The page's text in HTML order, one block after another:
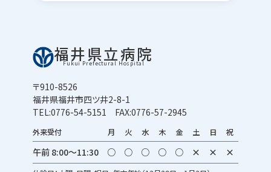
福井県立病院
Fukui Prefectural Hospital
〒910-8526
福井県福井市四ツ井2-8-1
TEL:0776-54-5151 FAX:0776-57-2945
外来受付 月 火 水 木 金 土 日 祝
午前 8:00～11:30 ○ ○ ○ ○ ○ × × ×